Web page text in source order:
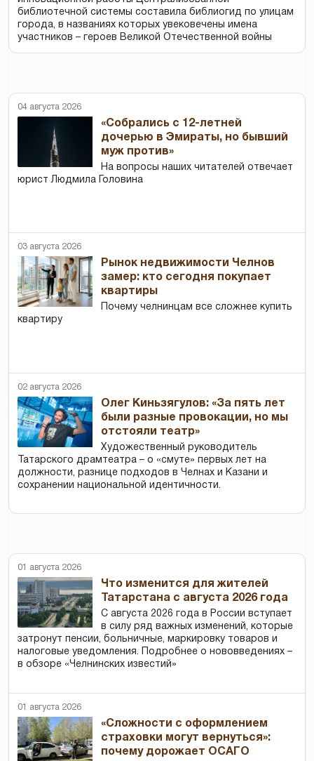
библиотечной системы составила библиогид по улицам
города, в названиях которых увековечены имена
участников – героев Великой Отечественной войны
04 августа 2026
«Собрались с 12-летней
дочерью в Эмираты, но бывший
муж против»
На вопросы наших читателей отвечает
юрист Людмила Головина
03 августа 2026
Рынок недвижимости Челнов
замер: кто сегодня покупает
квартиры
Почему челнинцам все сложнее купить
квартиру
02 августа 2026
Олег Киньзягулов: «За пять лет
были разные провокации, но мы
отстояли театр»
Художественный руководитель
Татарского драмтеатра – о «смуте» первых лет на
должности, разнице подходов в Челнах и Казани и
сохранении национальной идентичности.
01 августа 2026
Что изменится для жителей
Татарстана с августа 2026 года
С августа 2026 года в России вступает
в силу ряд важных изменений, которые
затронут пенсии, больничные, маркировку товаров и
налоговые уведомления. Подробнее о нововведениях –
в обзоре «Челнинских известий»
01 августа 2026
«Сложности с оформлением
страховки могут вернуться»:
почему дорожает ОСАГО